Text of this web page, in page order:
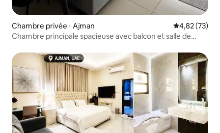
Chambre privée ⋅ Ajman Évaluation
4,82 (73)
Chambre principale spacieuse avec balcon et salle de